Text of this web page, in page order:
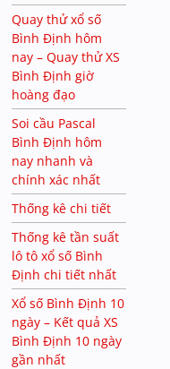
Quay thử xổ số
Bình Định hôm
nay – Quay thử XS
Bình Định giờ
hoàng đạo
Soi cầu Pascal
Bình Định hôm
nay nhanh và
chính xác nhất
Thống kê chi tiết
Thống kê tần suất
lô tô xổ số Bình
Định chi tiết nhất
Xổ số Bình Định 10
ngày – Kết quả XS
Bình Định 10 ngày
gần nhất